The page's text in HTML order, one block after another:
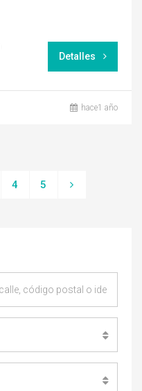
Detalles
hace1 año
4 5